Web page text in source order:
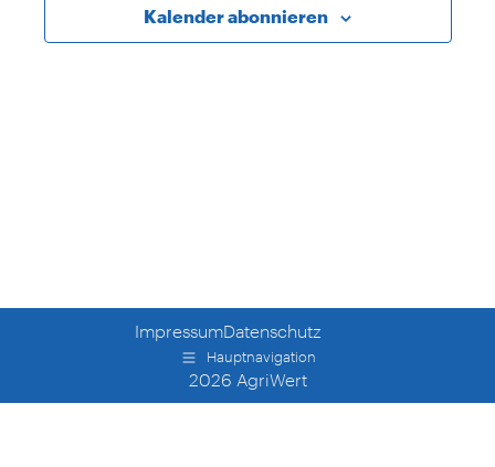
Kalender abonnieren
ImpressumDatenschutz
Hauptnavigation
2026 AgriWert